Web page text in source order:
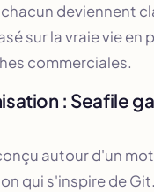
deviennent
sur la vraie vie en
commerciales.
: Seafile
autour d'un
qui s'inspire de